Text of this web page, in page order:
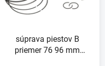
súprava piestov B
priemer 76 96 mm